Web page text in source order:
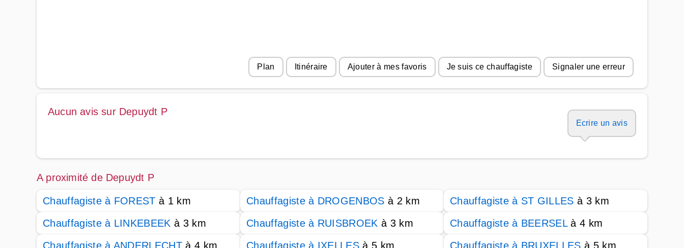
Plan Itinéraire Ajouter à mes favoris Je suis ce chauffagiste Signaler une erreur
Aucun avis sur Depuydt P
Ecrire un avis
A proximité de Depuydt P
Chauffagiste à FOREST à 1 km Chauffagiste à DROGENBOS à 2 km Chauffagiste à ST GILLES à 3 km
Chauffagiste à LINKEBEEK à 3 km Chauffagiste à RUISBROEK à 3 km Chauffagiste à BEERSELà 4 km
Chauffagiste à ANDERLECHT à 4 km Chauffagiste à IXELLES à 5 km Chauffagiste à BRUXELLES à 5 km